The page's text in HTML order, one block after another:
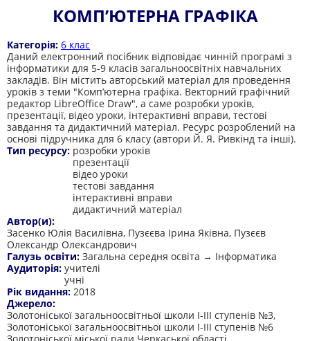
КОМП’ЮТЕРНА ГРАФІКА
Категорія: 6 клас
Даний електронний посібник відповідає чинній програмі з
інформатики для 5-9 класів загальноосвітніх навчальних
закладів. Він містить авторський матеріал для проведення
уроків з теми "Комп’ютерна графіка. Векторний графічний
редактор LibreOffice Draw", а саме розробки уроків,
презентації, відео уроки, інтерактивні вправи, тестові
завдання та дидактичний матеріал. Ресурс розроблений на
основі підручника для 6 класу (автори Й. Я. Ривкінд та інші).
Тип ресурсу: розробки уроків
презентації
відео уроки
тестові завдання
інтерактивні вправи
дидактичний матеріал
Автор(и):
Засенко Юлія Василівна, Пузєєва Ірина Яківна, Пузєєв
Олександр Олександрович
Галузь освіти: Загальна середня освіта → Інформатика
Аудиторія: учителі
учні
Рік видання: 2018
Джерело:
Золотоніської загальноосвітньої школи І-ІІІ ступенів №3,
Золотоніської загальноосвітньої школи І-ІІІ ступенів №6